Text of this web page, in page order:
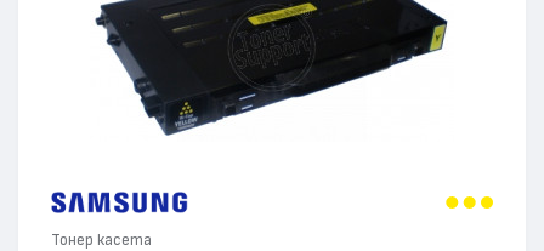
Тонер касета